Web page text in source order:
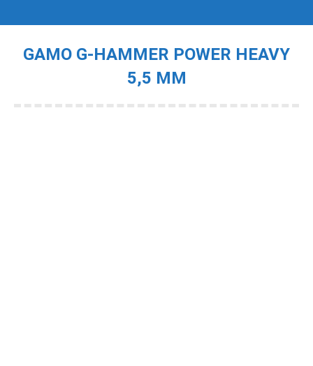
GAMO G-HAMMER POWER HEAVY
5,5 MM